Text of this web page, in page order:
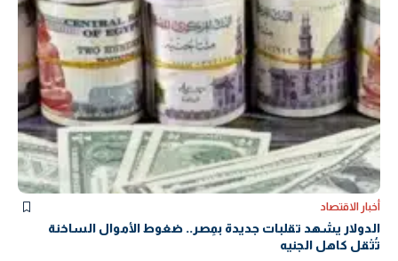
أخبار الاقتصاد
الدولار يشهد تقلبات جديدة بمِصر.. ضغوط الأموال الساخنة
تُثقل كاهل الجنيه